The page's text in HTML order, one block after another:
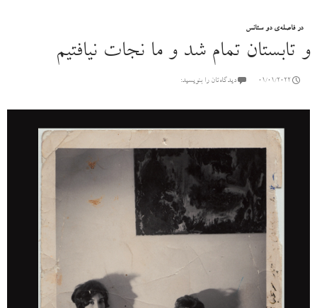
در فاصله‌ی دو سئانس
و تابستان تمام شد و ما نجات نیافتیم
01/01/2022 دیدگاه‌تان را بنویسید: